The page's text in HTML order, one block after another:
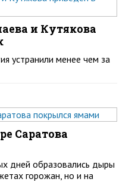
и Кутякова
устранили менее чем за
Саратова
дней образовались дыры
горожан, но и на